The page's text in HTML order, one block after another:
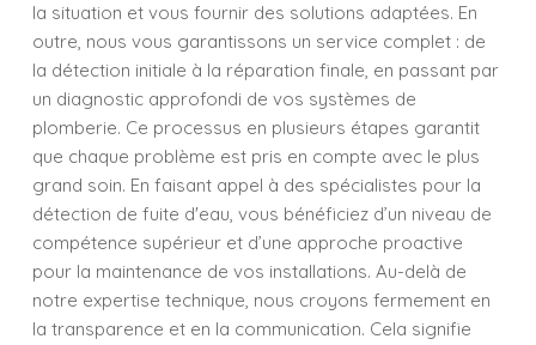
la situation et vous fournir des solutions adaptées. En
outre, nous vous garantissons un service complet : de
la détection initiale à la réparation finale, en passant par
un diagnostic approfondi de vos systèmes de
plomberie. Ce processus en plusieurs étapes garantit
que chaque problème est pris en compte avec le plus
grand soin. En faisant appel à des spécialistes pour la
détection de fuite d'eau, vous bénéficiez d’un niveau de
compétence supérieur et d’une approche proactive
pour la maintenance de vos installations. Au-delà de
notre expertise technique, nous croyons fermement en
la transparence et en la communication. Cela signifie